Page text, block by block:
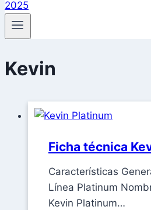
Kevin
Ficha técnica
Características
Línea Platinum
Kevin Platinum…